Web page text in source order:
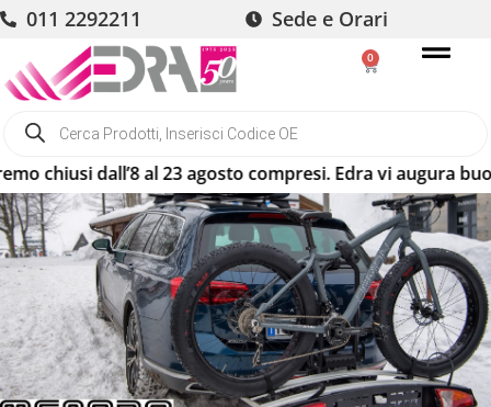
011 2292211 Sede e Orari
0
dall’8 al 23 agosto compresi. Edra vi augura